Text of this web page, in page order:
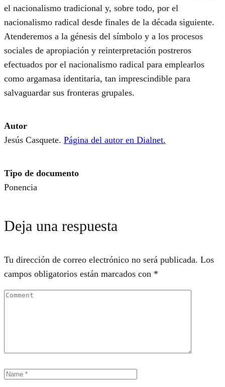
el nacionalismo tradicional y, sobre todo, por el
nacionalismo radical desde finales de la década siguiente.
Atenderemos a la génesis del símbolo y a los procesos
sociales de apropiación y reinterpretación postreros
efectuados por el nacionalismo radical para emplearlos
como argamasa identitaria, tan imprescindible para
salvaguardar sus fronteras grupales.
Autor
Jesús Casquete. Página del autor en Dialnet.
Tipo de documento
Ponencia
Deja una respuesta
Tu dirección de correo electrónico no será publicada. Los
campos obligatorios están marcados con *